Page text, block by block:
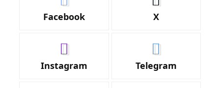
Facebook X
Instagram Telegram